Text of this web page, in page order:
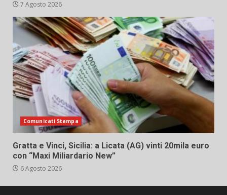
7 Agosto 2026
Comunicati Stampa
Gratta e Vinci, Sicilia: a Licata (AG) vinti 20mila euro
con “Maxi Miliardario New”
6 Agosto 2026